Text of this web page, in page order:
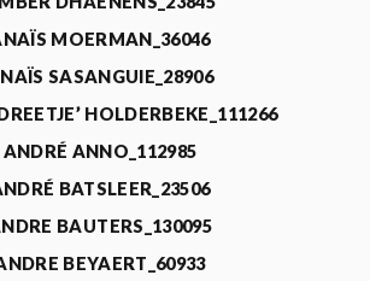
MOERMAN_36046
SASANGUIE_28906
HOLDERBEKE_111266
ANDRÉ ANNO_112985
BATSLEER_23506
BAUTERS_130095
BEYAERT_60933